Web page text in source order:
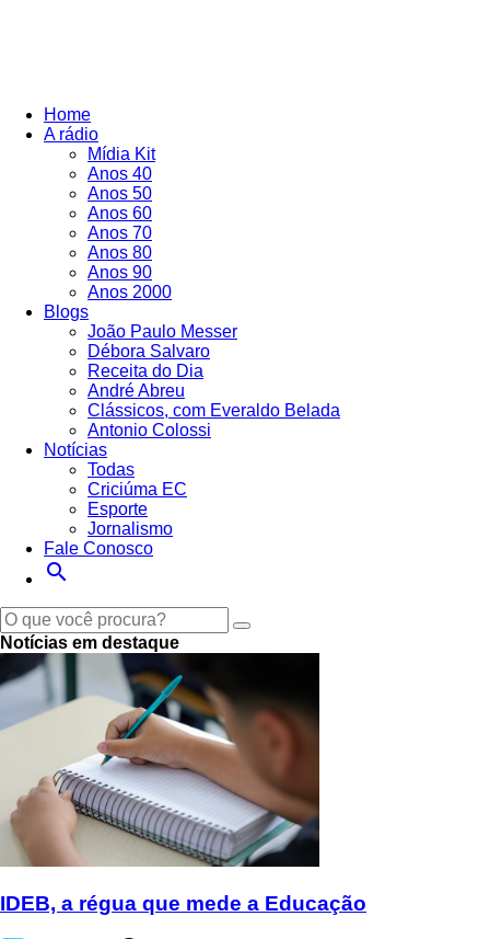
Home
A rádio
Mídia Kit
Anos 40
Anos 50
Anos 60
Anos 70
Anos 80
Anos 90
Anos 2000
Blogs
João Paulo Messer
Débora Salvaro
Receita do Dia
André Abreu
Clássicos, com Everaldo Belada
Antonio Colossi
Notícias
Todas
Criciúma EC
Esporte
Jornalismo
Fale Conosco
search
Notícias em destaque
IDEB, a régua que mede a Educação